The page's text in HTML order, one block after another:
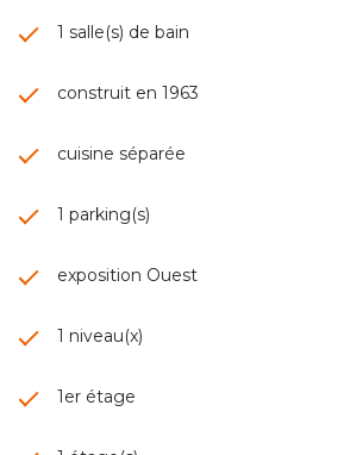
1 salle(s) de bain
construit en 1963
cuisine séparée
1 parking(s)
exposition Ouest
1 niveau(x)
1er étage